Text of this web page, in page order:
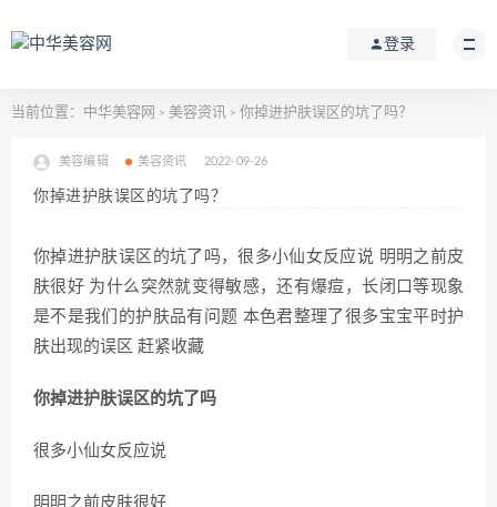
登录
当前位置： 中华美容网 > 美容资讯 > 你掉进护肤误区的坑了吗？
美容编辑 美容资讯 2022-09-26
你掉进护肤误区的坑了吗？
你掉进护肤误区的坑了吗，很多小仙女反应说 明明之前皮
肤很好 为什么突然就变得敏感，还有爆痘，长闭口等现象
是不是我们的护肤品有问题 本色君整理了很多宝宝平时护
肤出现的误区 赶紧收藏
你掉进护肤误区的坑了吗
很多小仙女反应说
明明之前皮肤很好